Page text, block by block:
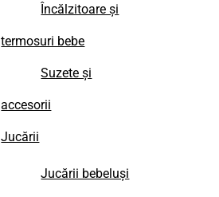
Încălzitoare și
termosuri bebe
Suzete și
accesorii
Jucării
Jucării bebeluși